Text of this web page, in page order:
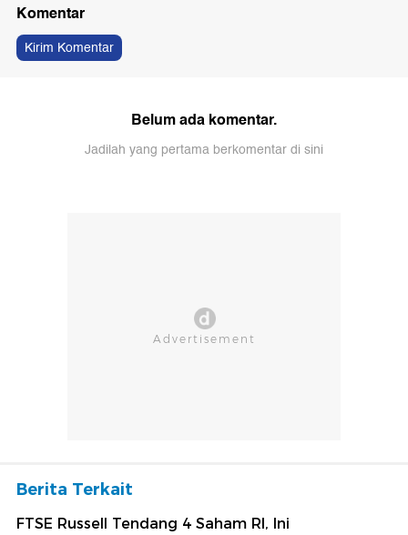
Komentar
Kirim Komentar
Belum ada komentar.
Jadilah yang pertama berkomentar di sini
Berita Terkait
FTSE Russell Tendang 4 Saham RI, Ini